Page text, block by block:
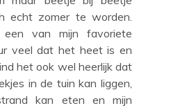
echt zomer te worden.
van mijn favoriete
veel dat het heet is en
het ook wel heerlijk dat
in de tuin kan liggen,
kan eten en mijn